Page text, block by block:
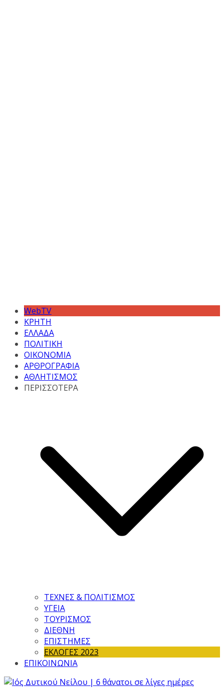
WebTV
ΚΡΗΤΗ
ΕΛΛΑΔΑ
ΠΟΛΙΤΙΚΗ
ΟΙΚΟΝΟΜΙΑ
ΑΡΘΡΟΓΡΑΦΙΑ
ΑΘΛΗΤΙΣΜΟΣ
ΠΕΡΙΣΣΟΤΕΡΑ
ΤΕΧΝΕΣ & ΠΟΛΙΤΙΣΜΟΣ
ΥΓΕΙΑ
ΤΟΥΡΙΣΜΟΣ
ΔΙΕΘΝΗ
ΕΠΙΣΤΗΜΕΣ
ΕΚΛΟΓΕΣ 2023
ΕΠΙΚΟΙΝΩΝΙΑ